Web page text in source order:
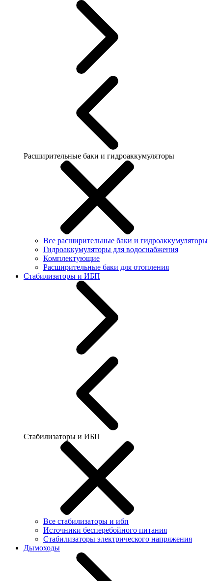
Расширительные баки и гидроаккумуляторы
Все расширительные баки и гидроаккумуляторы
Гидроаккумуляторы для водоснабжения
Комплектующие
Расширительные баки для отопления
Стабилизаторы и ИБП
Стабилизаторы и ИБП
Все стабилизаторы и ибп
Источники бесперебойного питания
Стабилизаторы электрического напряжения
Дымоходы